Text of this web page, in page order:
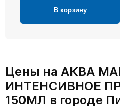
В корзину
Цены на АКВА
ИНТЕНСИВНОЕ
150МЛ в городе